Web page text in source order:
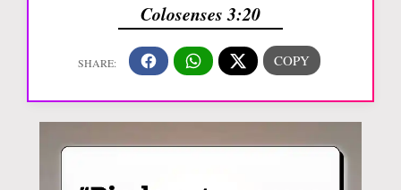
Colosenses 3:20